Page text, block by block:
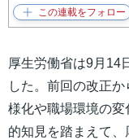
厚生労働省は9月14
した。前回の改正
様化や職場環境の
的知見を踏まえて